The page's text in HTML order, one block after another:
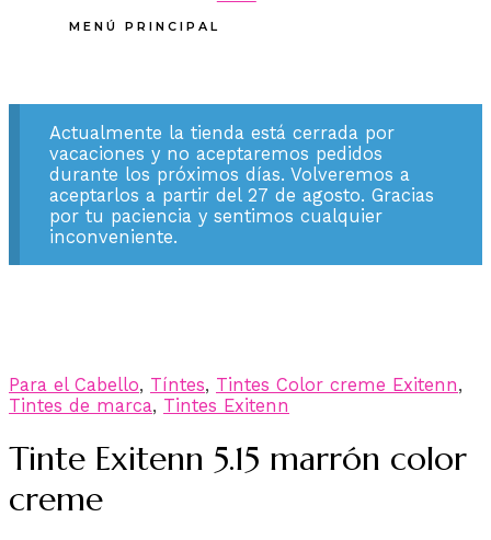
MENÚ PRINCIPAL
Actualmente la tienda está cerrada por
vacaciones y no aceptaremos pedidos
durante los próximos días. Volveremos a
aceptarlos a partir del 27 de agosto. Gracias
por tu paciencia y sentimos cualquier
inconveniente.
Para el Cabello, Tíntes, Tintes Color creme Exitenn,
Tintes de marca, Tintes Exitenn
Tinte Exitenn 5.15 marrón color
creme